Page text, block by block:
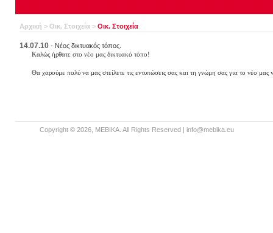
Αρχική > Οικ. Στοιχεία > Οικ. Στοιχεία
14.07.10 - Νέος δικτυακός τόπος.
Καλώς ήρθατε στο νέο μας δικτυακό τόπο!
Θα χαρούμε πολύ να μας στείλετε τις εντυπώσεις σας και τη γνώμη σας για το νέο μας
Copyright © 2026, MEBIKA. All Rights Reserved | info@mebika.eu